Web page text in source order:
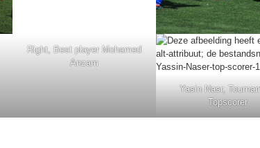
Right, Best player Mohamed
Anzam
Yasin Nasr,
Topscorer